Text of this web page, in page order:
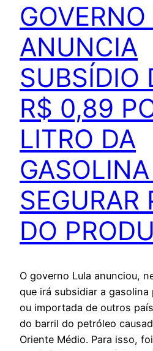
ANUNCIA
SUBSÍDIO
R$ 0,89
LITRO DA
SEGURAR
DO
O governo Lula anunciou,
que irá subsidiar a
ou importada de outros
do barril do petróleo
Oriente Médio. Para isso,